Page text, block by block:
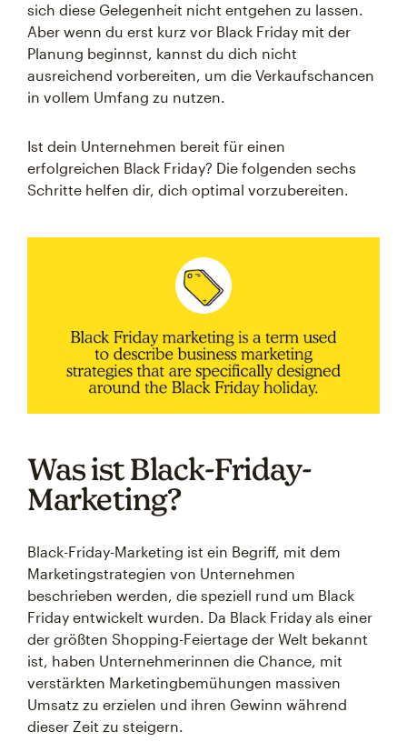
sich diese Gelegenheit nicht entgehen zu lassen.
Aber wenn du erst kurz vor Black Friday mit der
Planung beginnst, kannst du dich nicht
ausreichend vorbereiten, um die Verkaufschancen
in vollem Umfang zu nutzen.
Ist dein Unternehmen bereit für einen
erfolgreichen Black Friday? Die folgenden sechs
Schritte helfen dir, dich optimal vorzubereiten.
Was ist Black-Friday-
Marketing?
Black-Friday-Marketing ist ein Begriff, mit dem
Marketingstrategien von Unternehmen
beschrieben werden, die speziell rund um Black
Friday entwickelt wurden. Da Black Friday als einer
der größten Shopping-Feiertage der Welt bekannt
ist, haben Unternehmerinnen die Chance, mit
verstärkten Marketingbemühungen massiven
Umsatz zu erzielen und ihren Gewinn während
dieser Zeit zu steigern.